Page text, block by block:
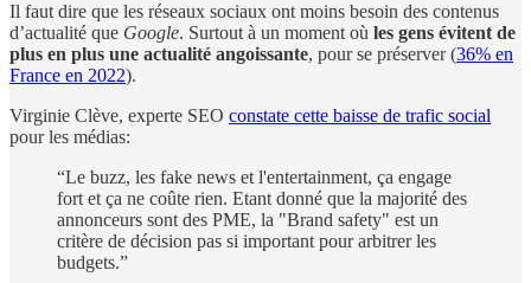
Il faut dire que les réseaux sociaux ont moins besoin des contenus
d’actualité que Google. Surtout à un moment où les gens évitent de
plus en plus une actualité angoissante, pour se préserver (36% en
France en 2022).
Virginie Clève, experte SEO constate cette baisse de trafic social
pour les médias:
“Le buzz, les fake news et l'entertainment, ça engage
fort et ça ne coûte rien. Etant donné que la majorité des
annonceurs sont des PME, la "Brand safety" est un
critère de décision pas si important pour arbitrer les
budgets.”